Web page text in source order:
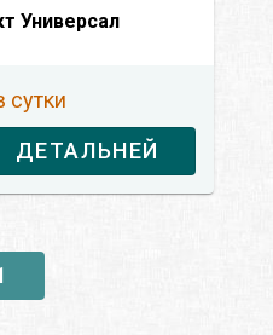
Универсал
сутки
ДЕТАЛЬНЕЙ